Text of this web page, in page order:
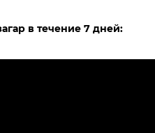
в течение 7 дней: